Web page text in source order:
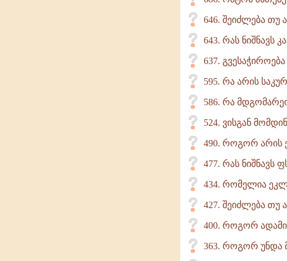
646. შეიძლება თუ
643. რას ნიშნავს
637.
595. რა არის
586. რა
524. ვისგან
490. როგორ არის
477. რას ნიშნავს
434. რომელია
427. შეიძლება თუ
400. როგორ
363. როგორ უნდა